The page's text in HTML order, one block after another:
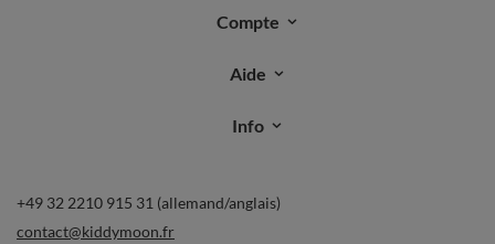
Compte
Aide
Info
+49 32 2210 915 31 (allemand/anglais)
contact@kiddymoon.fr